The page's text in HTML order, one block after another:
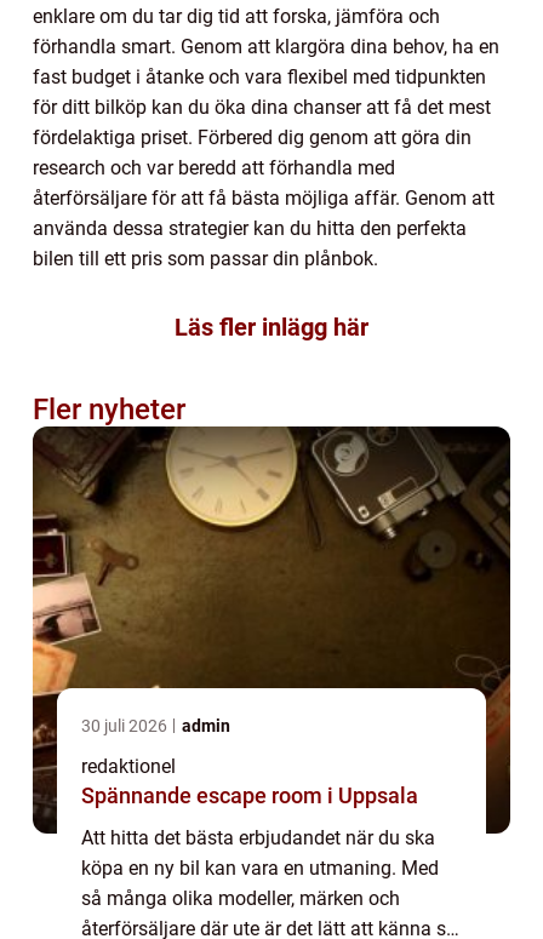
enklare om du tar dig tid att forska, jämföra och
förhandla smart. Genom att klargöra dina behov, ha en
fast budget i åtanke och vara flexibel med tidpunkten
för ditt bilköp kan du öka dina chanser att få det mest
fördelaktiga priset. Förbered dig genom att göra din
research och var beredd att förhandla med
återförsäljare för att få bästa möjliga affär. Genom att
använda dessa strategier kan du hitta den perfekta
bilen till ett pris som passar din plånbok.
Läs fler inlägg här
Fler nyheter
30 juli 2026 admin
redaktionel
Spännande escape room i Uppsala
Att hitta det bästa erbjudandet när du ska
köpa en ny bil kan vara en utmaning. Med
så många olika modeller, märken och
återförsäljare där ute är det lätt att känna sig